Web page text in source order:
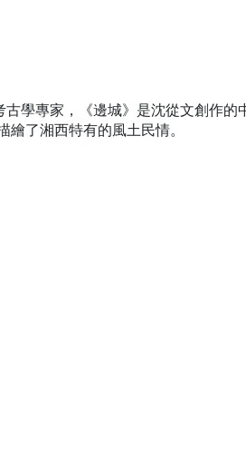
學專家，《邊城》是沈從文創作的
了湘西特有的風土民情。